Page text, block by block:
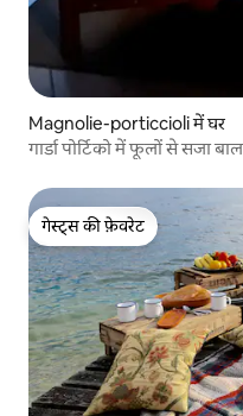
Magnolie-porticcioli में घर
गार्डा पोर्टिको में फूलों से सजा
गेस्ट्स की फ़ेवरेट
गेस्ट्स की फ़ेवरेट